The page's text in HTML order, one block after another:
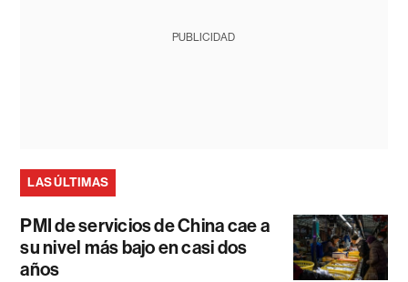
PUBLICIDAD
LAS ÚLTIMAS
PMI de servicios de China cae a
su nivel más bajo en casi dos
años